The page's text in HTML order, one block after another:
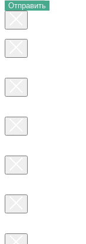
Отправить